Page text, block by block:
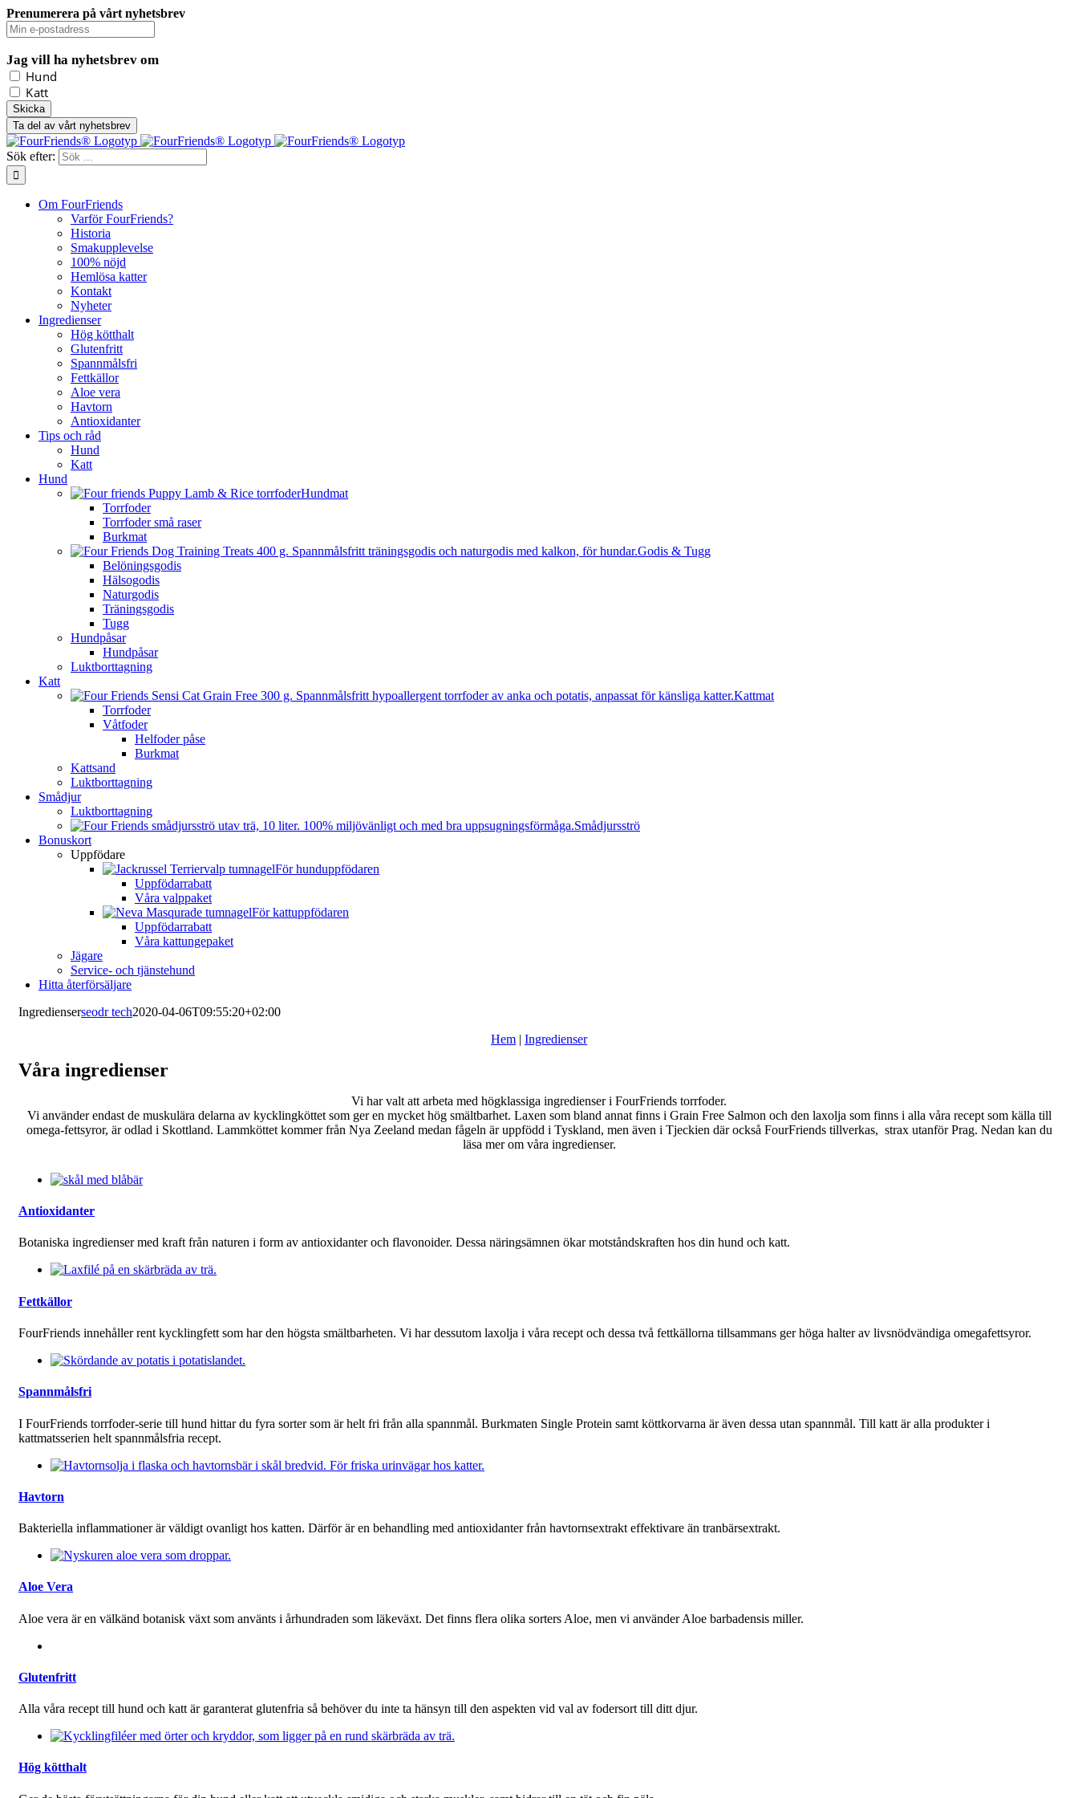
Prenumerera på vårt nyhetsbrev
Jag vill ha nyhetsbrev om
Hund
Katt
Ta del av vårt nyhetsbrev
Sök efter:
Om FourFriends
Varför FourFriends?
Historia
Smakupplevelse
100% nöjd
Hemlösa katter
Kontakt
Nyheter
Ingredienser
Hög kötthalt
Glutenfritt
Spannmålsfri
Fettkällor
Aloe vera
Havtorn
Antioxidanter
Tips och råd
Hund
Katt
Hund
Hundmat
Torrfoder
Torrfoder små raser
Burkmat
Godis & Tugg
Belöningsgodis
Hälsogodis
Naturgodis
Träningsgodis
Tugg
Hundpåsar
Hundpåsar
Luktborttagning
Katt
Kattmat
Torrfoder
Våtfoder
Helfoder påse
Burkmat
Kattsand
Luktborttagning
Smådjur
Luktborttagning
Smådjursströ
Bonuskort
Uppfödare
För hunduppfödaren
Uppfödarrabatt
Våra valppaket
För kattuppfödaren
Uppfödarrabatt
Våra kattungepaket
Jägare
Service- och tjänstehund
Hitta återförsäljare
Ingredienserseodr tech2020-04-06T09:55:20+02:00
Hem | Ingredienser
Våra ingredienser
Vi har valt att arbeta med högklassiga ingredienser i FourFriends torrfoder.
Vi använder endast de muskulära delarna av kycklingköttet som ger en mycket hög smältbarhet. Laxen som bland annat finns i Grain Free Salmon och den laxolja som finns i alla våra recept som källa till
omega-fettsyror, är odlad i Skottland. Lammköttet kommer från Nya Zeeland medan fågeln är uppfödd i Tyskland, men även i Tjeckien där också FourFriends tillverkas, strax utanför Prag. Nedan kan du
läsa mer om våra ingredienser.
Antioxidanter
Botaniska ingredienser med kraft från naturen i form av antioxidanter och flavonoider. Dessa näringsämnen ökar motståndskraften hos din hund och katt.
Fettkällor
FourFriends innehåller rent kycklingfett som har den högsta smältbarheten. Vi har dessutom laxolja i våra recept och dessa två fettkällorna tillsam­mans ger höga halter av livsnödvändiga omegafettsyror.
Spannmålsfri
I FourFriends torrfoder-serie till hund hittar du fyra sorter som är helt fri från alla spannmål. Burkmaten Single Protein samt köttkorvarna är även dessa utan spannmål. Till katt är alla produkter i
kattmatsserien helt spannmålsfria recept.
Havtorn
Bakteriella inflammationer är väldigt ovanligt hos katten. Därför är en behandling med antioxidanter från havtornsextrakt effektivare än tranbärsextrakt.
Aloe Vera
Aloe vera är en välkänd botanisk växt som använts i århundraden som läkeväxt. Det finns flera olika sorters Aloe, men vi använder Aloe barbadensis miller.
Glutenfritt
Alla våra recept till hund och katt är garanterat glutenfria så behöver du inte ta hänsyn till den aspekten vid val av fodersort till ditt djur.
Hög kötthalt